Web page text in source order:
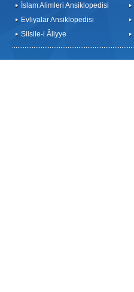
İslam Alimleri Ansiklopedisi
Evliyalar Ansiklopedisi
Silsile-i Âliyye